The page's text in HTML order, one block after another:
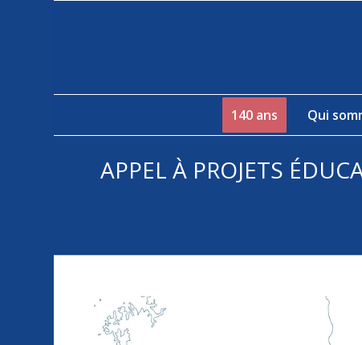
140 ans Qui
APPEL À PROJETS